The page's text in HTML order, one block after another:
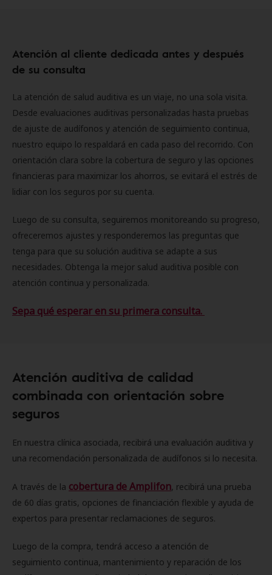
Atención al cliente dedicada antes y después
de su consulta
La atención de salud auditiva es un viaje, no una sola visita.
Desde evaluaciones auditivas personalizadas hasta pruebas
de ajuste de audífonos y atención de seguimiento continua,
nuestro equipo lo respaldará en cada paso del recorrido. Con
orientación clara sobre la cobertura de seguro y las opciones
financieras para maximizar los ahorros, se evitará el estrés de
lidiar con los seguros por su cuenta.
Luego de su consulta, seguiremos monitoreando su progreso,
ofreceremos ajustes y responderemos las preguntas que
tenga para que su solución auditiva se adapte a sus
necesidades. Obtenga la mejor salud auditiva posible con
atención continua y personalizada.
Sepa qué esperar en su primera consulta.
Atención auditiva de calidad
combinada con orientación sobre
seguros
En nuestra clínica asociada, recibirá una evaluación auditiva y
una recomendación personalizada de audífonos si lo necesita.
A través de la cobertura de Amplifon, recibirá una prueba
de 60 días gratis, opciones de financiación flexible y ayuda de
expertos para presentar reclamaciones de seguros.
Luego de la compra, tendrá acceso a atención de
seguimiento continua, mantenimiento y reparación de los